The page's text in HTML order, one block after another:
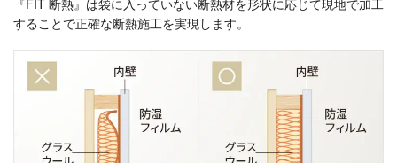
することで正確な断熱施工を実現します。